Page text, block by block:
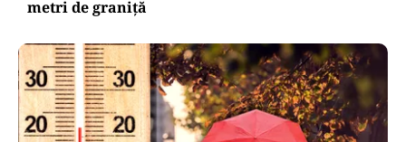
metri de graniţă